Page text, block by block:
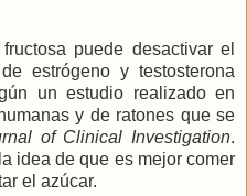
puede desactivar el
estrógeno y testosterona
un estudio realizado en
y de ratones que se
of Clinical Investigation.
idea de que es mejor comer
el azúcar.